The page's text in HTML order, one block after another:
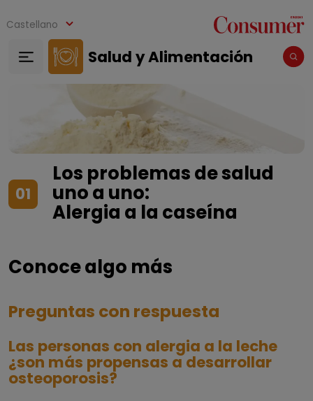
Castellano
Salud y Alimentación
01
Los problemas de salud
uno a uno:
Alergia a la caseína
Conoce algo más
Preguntas con respuesta
Las personas con alergia a la leche
¿son más propensas a desarrollar
osteoporosis?